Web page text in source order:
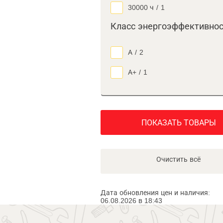
30000 ч / 1
Класс
А / 2
А+ / 1
ПОКАЗАТЬ ТОВАРЫ
Очистить всё
Дата обновления цен и наличия:
06.08.2026 в 18:43